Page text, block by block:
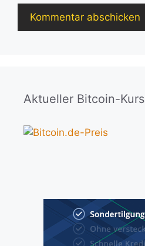
Aktueller Bitcoin-Kurs